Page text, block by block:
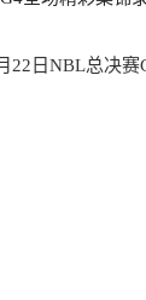
22日NBL总决